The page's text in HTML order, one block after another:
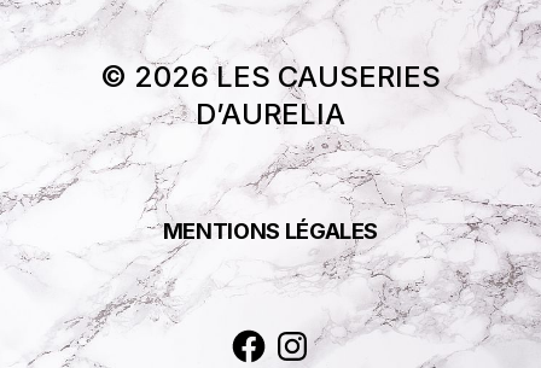
© 2026 LES CAUSERIES
D’AURELIA
MENTIONS LÉGALES
Facebook
Instagram